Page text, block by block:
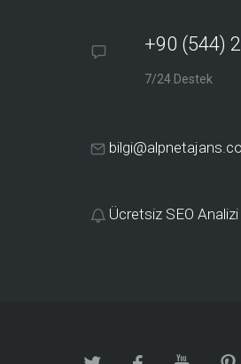
+90 (544)
7/24 Destek
Ücretsiz SEO Analizi